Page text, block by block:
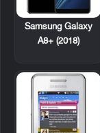
Samsung Galaxy
A8+ (2018)